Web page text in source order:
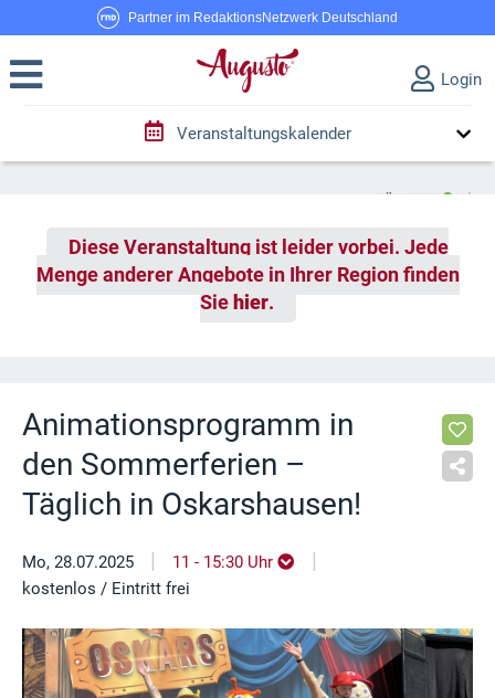
Partner im RedaktionsNetzwerk Deutschland
Login
Veranstaltungskalender
Diese Veranstaltung ist leider vorbei. Jede
Menge anderer Angebote in Ihrer Region finden
Sie hier.
Animationsprogramm in
den Sommerferien –
Täglich in Oskarshausen!
Mo, 28.07.2025 | 11 - 15:30 Uhr |
kostenlos / Eintritt frei